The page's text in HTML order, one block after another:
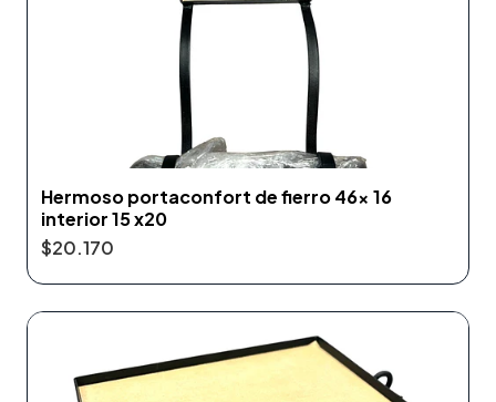
Hermoso portaconfort de fierro 46x 16
interior 15 x20
$20.170